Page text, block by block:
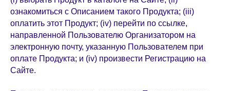
ознакомиться с Описанием такого Продукта; (iii)
оплатить этот Продукт; (iv) перейти по ссылке,
направленной Пользователю Организатором на
электронную почту, указанную Пользователем при
оплате Продукта; и (iv) произвести Регистрацию на
Сайте.